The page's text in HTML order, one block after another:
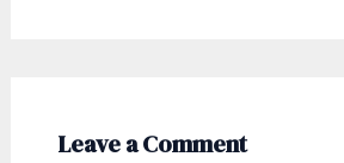
Leave a Comment